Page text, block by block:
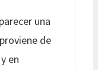
una
de
en